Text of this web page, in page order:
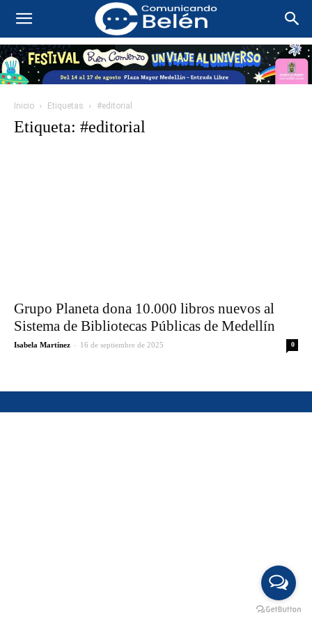
Inicio Etiquetas #editorial
Etiqueta: #editorial
Grupo Planeta dona 10.000 libros nuevos al
Sistema de Bibliotecas Públicas de Medellín
Isabela Martínez - 16 de septiembre de 2025 0